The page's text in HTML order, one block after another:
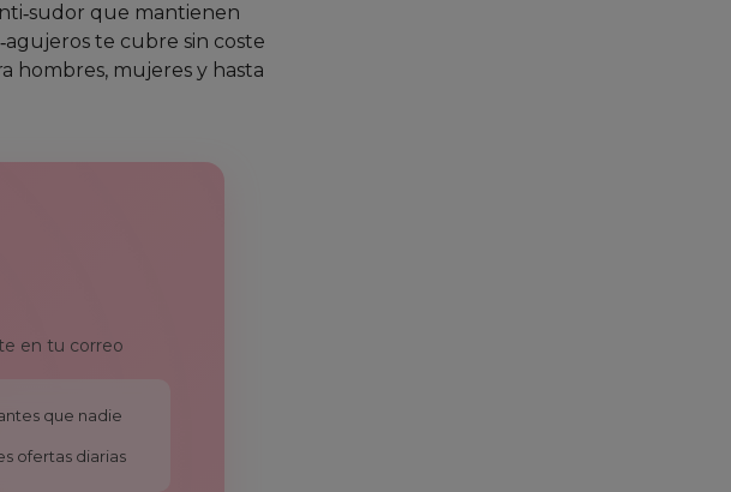
que mantienen
te cubre sin coste
hombres, mujeres y hasta
en tu correo
que nadie
ofertas diarias